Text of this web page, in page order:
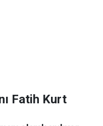
Fatih Kurt